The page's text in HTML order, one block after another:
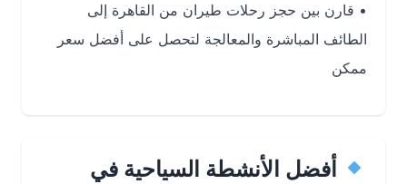
• قارن بينحجز رحلات طيران من القاهرة إلى
الطائفالمباشرة والمعالجة لتحصل على أفضل سعر
أفضل الأنشطة السياحية في